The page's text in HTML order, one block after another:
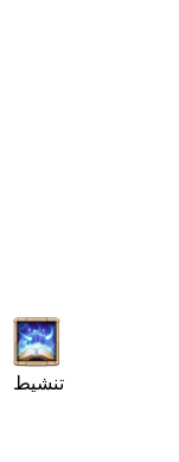
تنشيط